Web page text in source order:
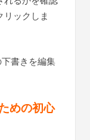
ックしま
書きを編集
めの初心